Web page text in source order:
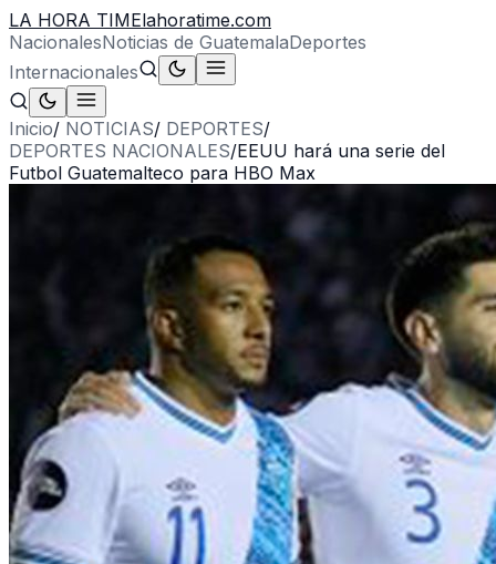
LA HORA TIMElahoratime.com
NacionalesNoticias de GuatemalaDeportes
Internacionales
Inicio/ NOTICIAS/ DEPORTES/
DEPORTES NACIONALES/EEUU hará una serie del
Futbol Guatemalteco para HBO Max